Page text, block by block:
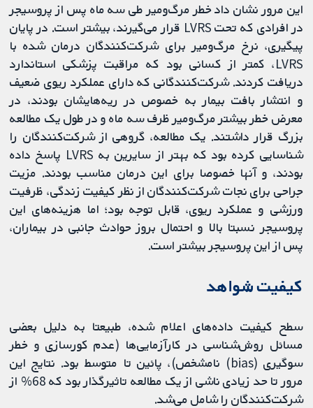
این مرور نشان داد خطر مرگ‌ومیر طی سه ماه پس از پروسیجر
در افرادی که تحت LVRS قرار می‌گیرند، بیشتر است. در پایان
پیگیری، نرخ مرگ‌ومیر برای شرکت‌کنندگان درمان شده با
LVRS، کمتر از کسانی بود که مراقبت پزشکی استاندارد
دریافت کردند. شرکت‌کنندگانی که دارای عملکرد ریوی ضعیف
و انتشار بافت بیمار به خصوص در ریه‌هایشان بودند، در
معرض خطر بیشتر مرگ‌ومیر ظرف سه ماه و در طول یک مطالعه
بزرگ قرار داشتند. یک مطالعه، گروهی از شرکت‌کنندگان را
شناسایی کرده بود که بهتر از سایرین به LVRS پاسخ داده
بودند، و آنها خصوصا برای این درمان مناسب بودند. مزیت
جراحی برای نجات شرکت‌کنندگان از نظر کیفیت زندگی، ظرفیت
ورزشی و عملکرد ریوی، قابل توجه بود؛ اما هزینه‌های این
پروسیجر نسبتا بالا و احتمال بروز حوادث جانبی در بیماران،
پس از این پروسیجر بیشتر است.
کیفیت شواهد
سطح کیفیت داده‌های اعلام شده، طبیعتا به دلیل بعضی
مسائل روش‌شناسی در کارآزمایی‌ها (عدم کورسازی و خطر
سوگیری (bias) نامشخص)، پائین تا متوسط بود. نتایج این
مرور تا حد زیادی ناشی از یک مطالعه تاثیرگذار بود که 68% از
شرکت‌کنندگان را شامل می‌شد.